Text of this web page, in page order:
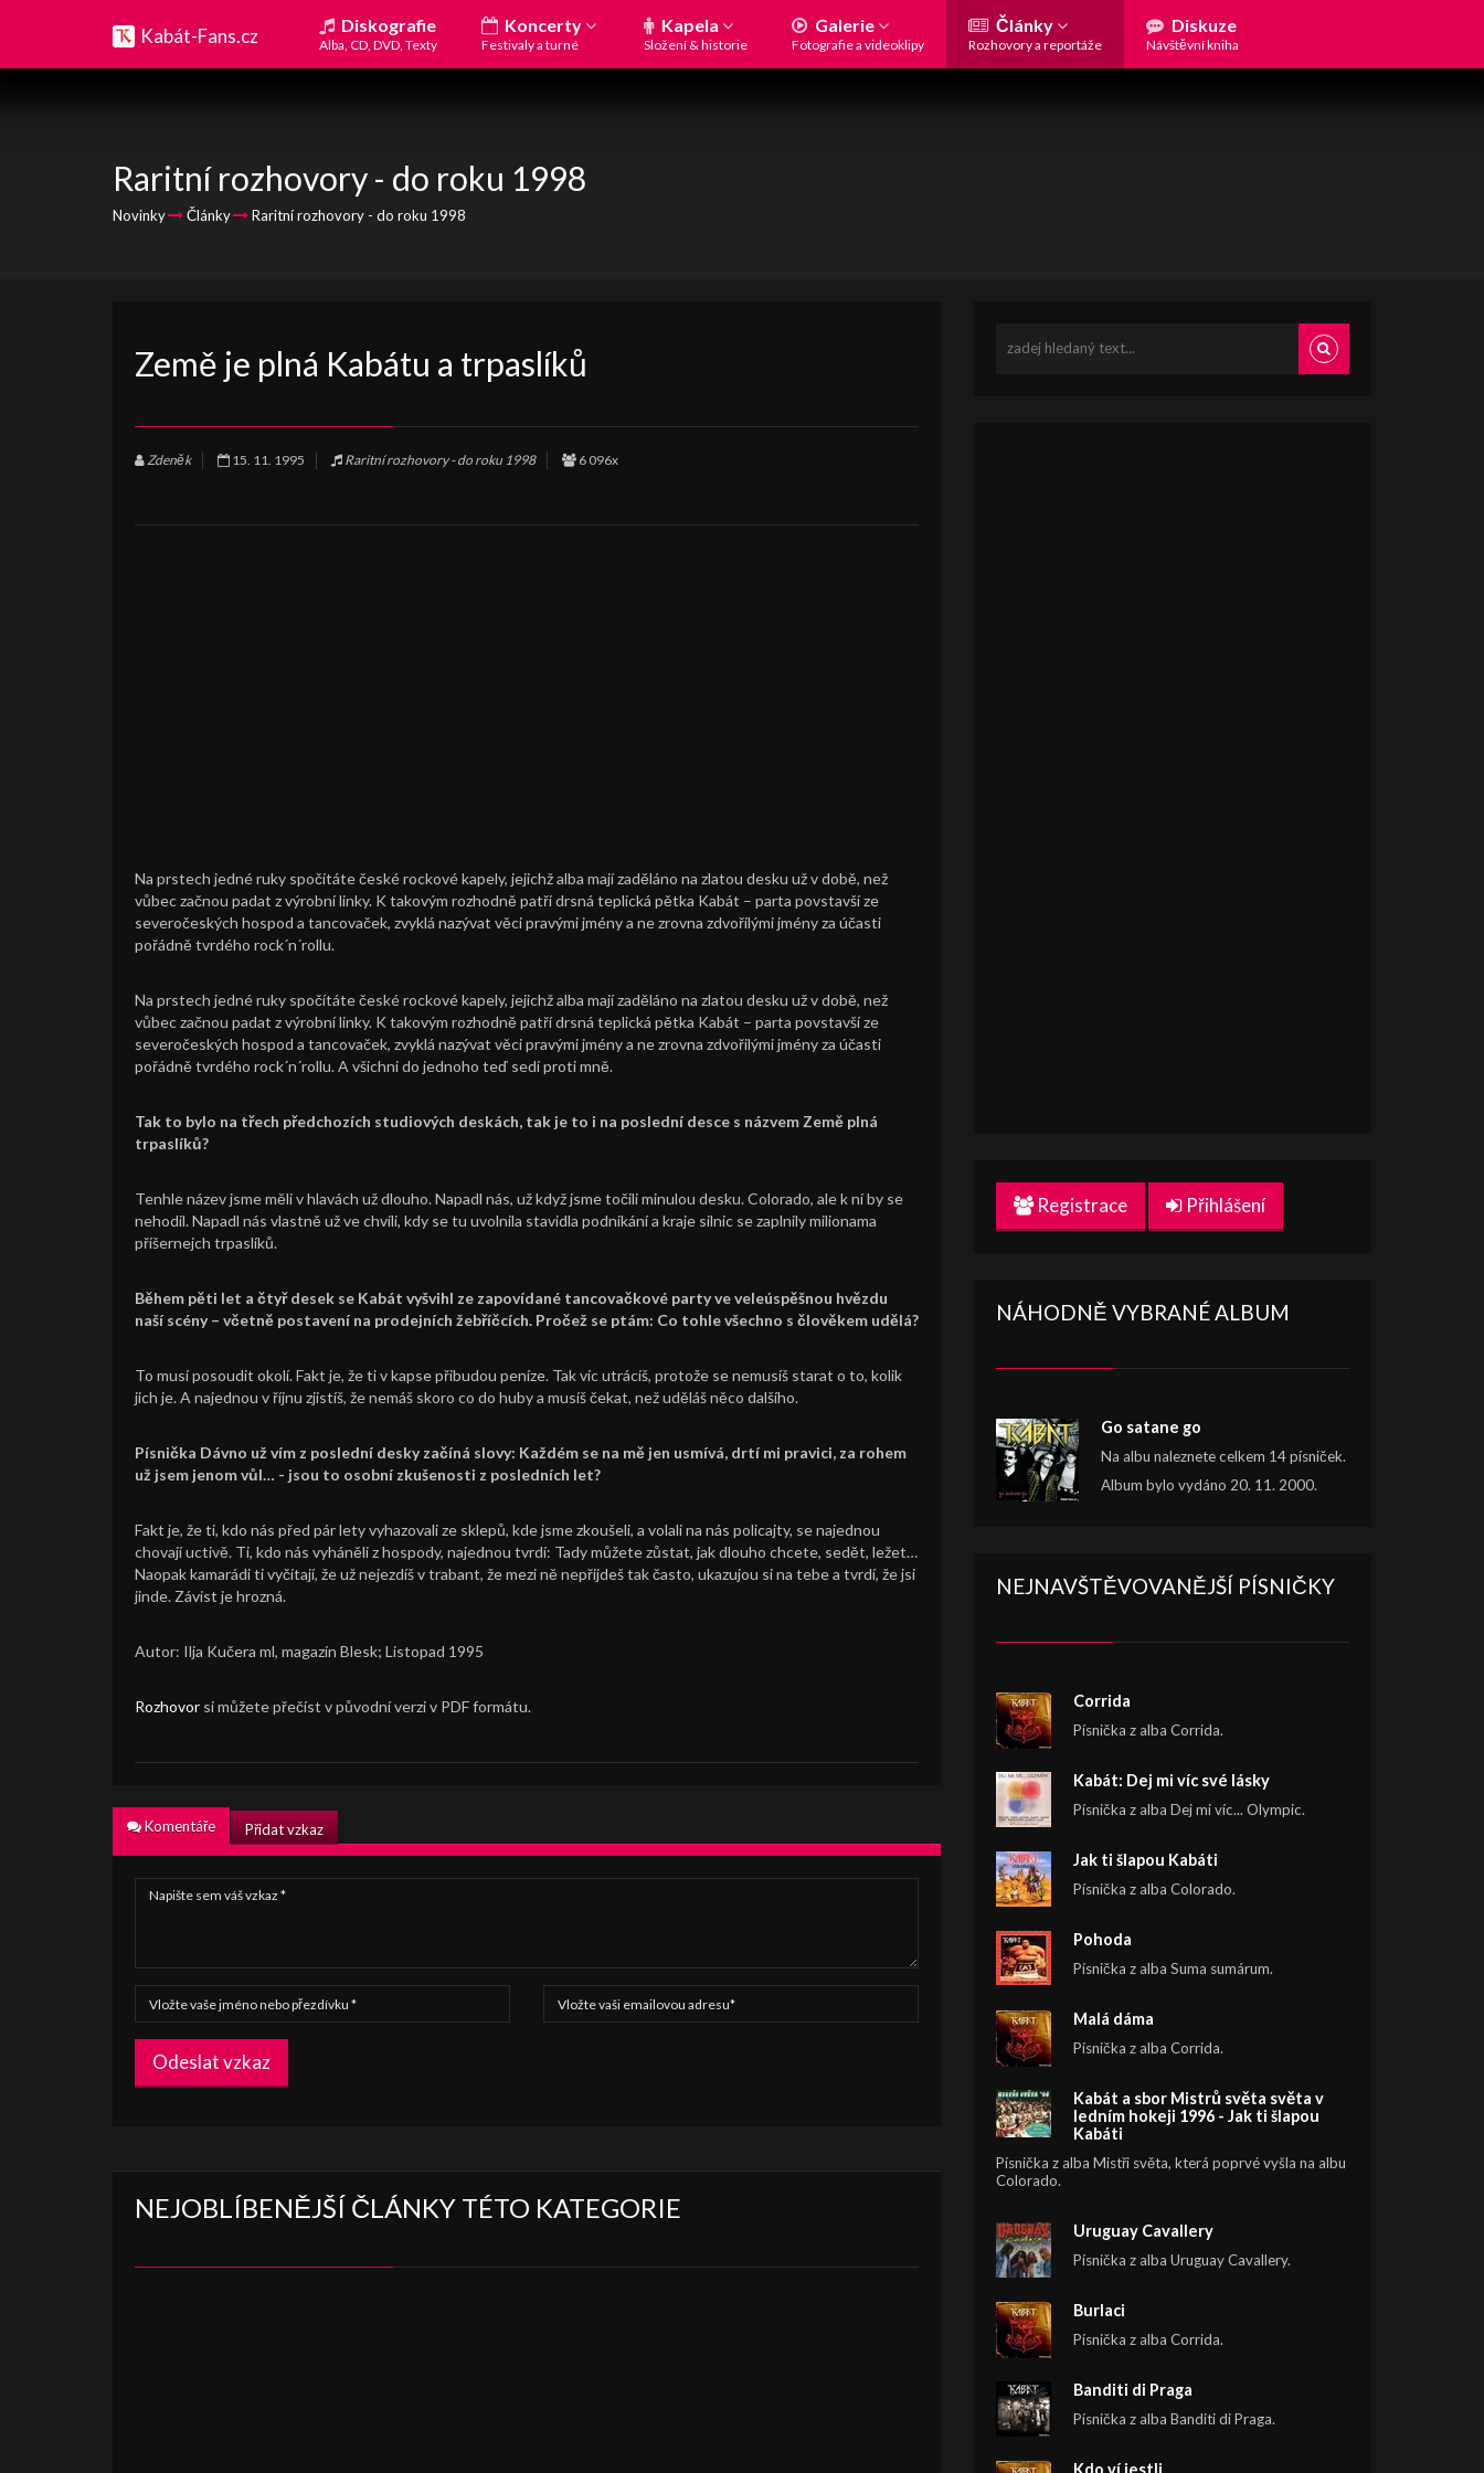
Kabát-Fans.cz Diskografie
Alba, CD, DVD, Texty
Koncerty
Festivaly a turné
Kapela
Složení & historie
Galerie
Fotografie a videoklipy
Články
Rozhovory a reportáže
Diskuze
Návštěvní kniha
Raritní rozhovory - do roku 1998
Novinky Články Raritní rozhovory - do roku 1998
Země je plná Kabátu a trpaslíků
Zdeněk 15. 11. 1995 Raritní rozhovory - do roku 1998 6 096x
Na prstech jedné ruky spočítáte české rockové kapely, jejichž alba mají zaděláno na zlatou desku už v době, než
vůbec začnou padat z výrobní linky. K takovým rozhodně patří drsná teplická pětka Kabát – parta povstavší ze
severočeských hospod a tancovaček, zvyklá nazývat věci pravými jmény a ne zrovna zdvořilými jmény za účasti
pořádně tvrdého rock´n´rollu.
Na prstech jedné ruky spočítáte české rockové kapely, jejichž alba mají zaděláno na zlatou desku už v době, než
vůbec začnou padat z výrobní linky. K takovým rozhodně patří drsná teplická pětka Kabát – parta povstavší ze
severočeských hospod a tancovaček, zvyklá nazývat věci pravými jmény a ne zrovna zdvořilými jmény za účasti
pořádně tvrdého rock´n´rollu. A všichni do jednoho teď sedí proti mně.
Tak to bylo na třech předchozích studiových deskách, tak je to i na poslední desce s názvem Země plná
trpaslíků?
Tenhle název jsme měli v hlavách už dlouho. Napadl nás, už když jsme točili minulou desku. Colorado, ale k ní by se
nehodil. Napadl nás vlastně už ve chvíli, kdy se tu uvolnila stavidla podnikání a kraje silnic se zaplnily milionama
příšernejch trpaslíků.
Během pěti let a čtyř desek se Kabát vyšvihl ze zapovídané tancovačkové party ve veleúspěšnou hvězdu
naší scény – včetně postavení na prodejních žebříčcích. Pročež se ptám: Co tohle všechno s člověkem udělá?
To musí posoudit okolí. Fakt je, že ti v kapse přibudou peníze. Tak víc utrácíš, protože se nemusíš starat o to, kolik
jich je. A najednou v říjnu zjistíš, že nemáš skoro co do huby a musíš čekat, než uděláš něco dalšího.
Písnička Dávno už vím z poslední desky začíná slovy: Každém se na mě jen usmívá, drtí mi pravici, za rohem
už jsem jenom vůl… - jsou to osobní zkušenosti z posledních let?
Fakt je, že ti, kdo nás před pár lety vyhazovali ze sklepů, kde jsme zkoušeli, a volali na nás policajty, se najednou
chovají uctivě. Ti, kdo nás vyháněli z hospody, najednou tvrdí: Tady můžete zůstat, jak dlouho chcete, sedět, ležet…
Naopak kamarádi ti vyčítají, že už nejezdíš v trabant, že mezi ně nepřijdeš tak často, ukazujou si na tebe a tvrdí, že jsi
jinde. Závist je hrozná.
Autor: Ilja Kučera ml, magazín Blesk; Listopad 1995
Rozhovor si můžete přečíst v původní verzi v PDF formátu.
Komentáře Přidat vzkaz
Odeslat vzkaz
NEJOBLÍBENĚJŠÍ ČLÁNKY TÉTO KATEGORIE
Registrace Přihlášení
NÁHODNĚ VYBRANÉ ALBUM
Go satane go
Na albu naleznete celkem 14 písniček.
Album bylo vydáno 20. 11. 2000.
NEJNAVŠTĚVOVANĚJŠÍ PÍSNIČKY
Corrida
Písnička z alba Corrida.
Kabát: Dej mi víc své lásky
Písnička z alba Dej mi víc... Olympic.
Jak ti šlapou Kabáti
Písnička z alba Colorado.
Pohoda
Písnička z alba Suma sumárum.
Malá dáma
Písnička z alba Corrida.
Kabát a sbor Mistrů světa světa v
ledním hokeji 1996 - Jak ti šlapou
Kabáti
Písnička z alba Mistři světa, která poprvé vyšla na albu
Colorado.
Uruguay Cavallery
Písnička z alba Uruguay Cavallery.
Burlaci
Písnička z alba Corrida.
Banditi di Praga
Písnička z alba Banditi di Praga.
Kdo ví jestli